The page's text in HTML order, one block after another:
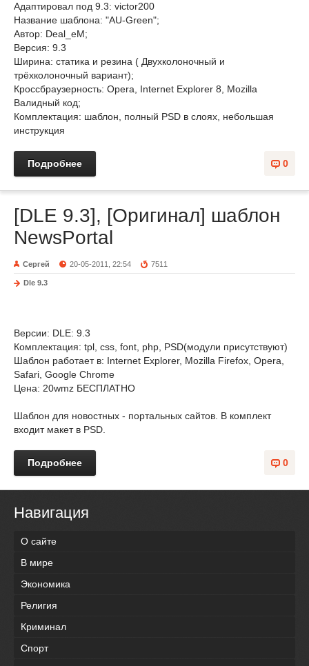
Адаптировал под 9.3: victor200
Название шаблона: "AU-Green";
Автор: Deal_eM;
Версия: 9.3
Ширина: статика и резина ( Двухколоночный и
трёхколоночный вариант);
Кроссбраузерность: Opera, Internet Explorer 8, Mozilla
Валидный код;
Комплектация: шаблон, полный PSD в слоях, небольшая
инструкция
0
Подробнее
[DLE 9.3], [Оригинал] шаблон
NewsPortal
Сергей 20-05-2011, 22:54 7511
Dle 9.3
Версии: DLE: 9.3
Комплектация: tpl, css, font, php, PSD(модули присутствуют)
Шаблон работает в: Internet Explorer, Mozilla Firefox, Opera,
Safari, Google Chrome
Цена: 20wmz БЕСПЛАТНО
Шаблон для новостных - портальных сайтов. В комплект
входит макет в PSD.
0
Подробнее
Навигация
О сайте
В мире
Экономика
Религия
Криминал
Спорт